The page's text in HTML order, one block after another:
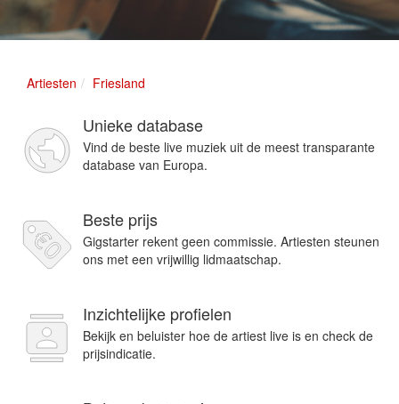
Artiesten Friesland
Unieke database
Vind de beste live muziek uit de meest transparante
database van Europa.
Beste prijs
Gigstarter rekent geen commissie. Artiesten steunen
ons met een vrijwillig lidmaatschap.
Inzichtelijke profielen
Bekijk en beluister hoe de artiest live is en check de
prijsindicatie.